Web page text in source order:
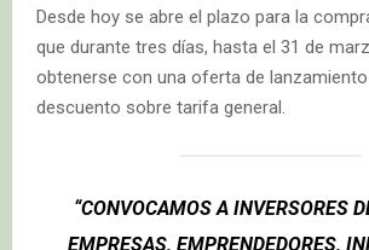
Desde hoy se abre el plazo para la
que durante tres días, hasta el 31 de
obtenerse con una oferta de lanzamiento
descuento sobre tarifa general.
“CONVOCAMOS A INVERSORES
EMPRESAS, EMPRENDEDORES,